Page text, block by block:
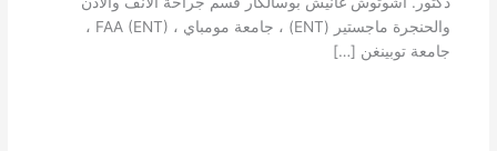
والحنجرة ماجستير (ENT) ، جامعة مومباي ، FAA (ENT) ،
جامعة توبينغن […]